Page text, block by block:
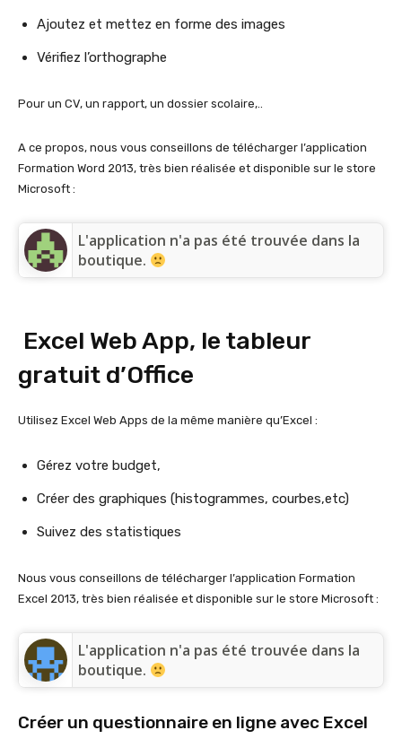
Ajoutez et mettez en forme des images
Vérifiez l’orthographe
Pour un CV, un rapport, un dossier scolaire,..
A ce propos, nous vous conseillons de télécharger l’application
Formation Word 2013, très bien réalisée et disponible sur le store
Microsoft :
L'application n'a pas été trouvée dans la
boutique.
Excel Web App, le tableur
gratuit d’Office
Utilisez Excel Web Apps de la même manière qu’Excel :
Gérez votre budget,
Créer des graphiques (histogrammes, courbes,etc)
Suivez des statistiques
Nous vous conseillons de télécharger l’application Formation
Excel 2013, très bien réalisée et disponible sur le store Microsoft :
L'application n'a pas été trouvée dans la
boutique.
Créer un questionnaire en ligne avec Excel